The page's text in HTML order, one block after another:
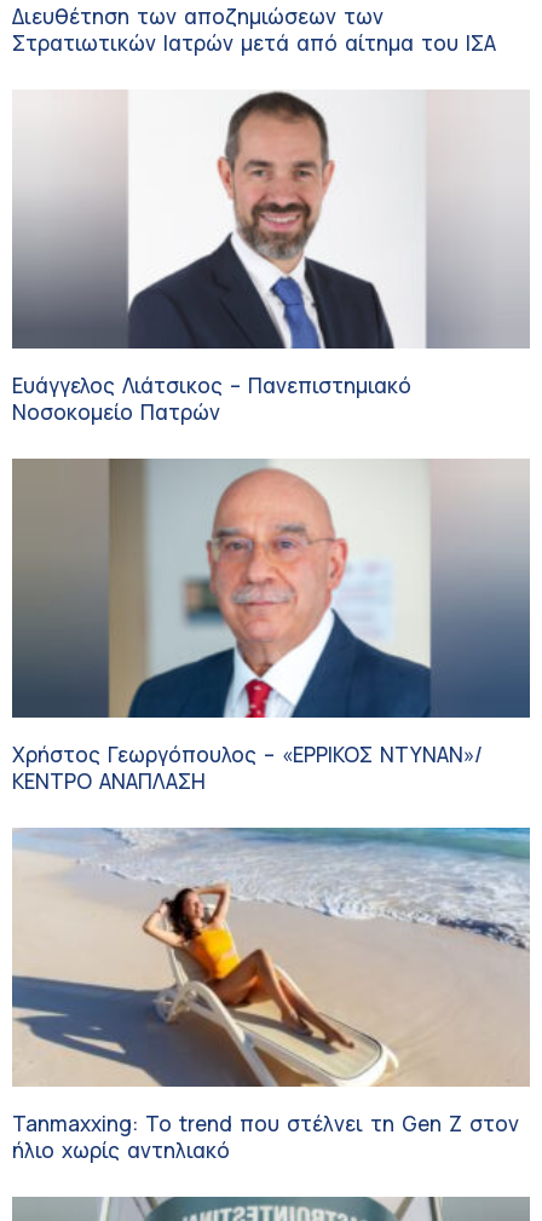
Διευθέτηση των αποζημιώσεων των
Στρατιωτικών Ιατρών μετά από αίτημα του ΙΣΑ
Ευάγγελος Λιάτσικος – Πανεπιστημιακό
Νοσοκομείο Πατρών
Χρήστος Γεωργόπουλος – «ΕΡΡΙΚΟΣ ΝΤΥΝΑΝ»/
ΚΕΝΤΡΟ ΑΝΑΠΛΑΣΗ
Tanmaxxing: To trend που στέλνει τη Gen Z στον
ήλιο χωρίς αντηλιακό